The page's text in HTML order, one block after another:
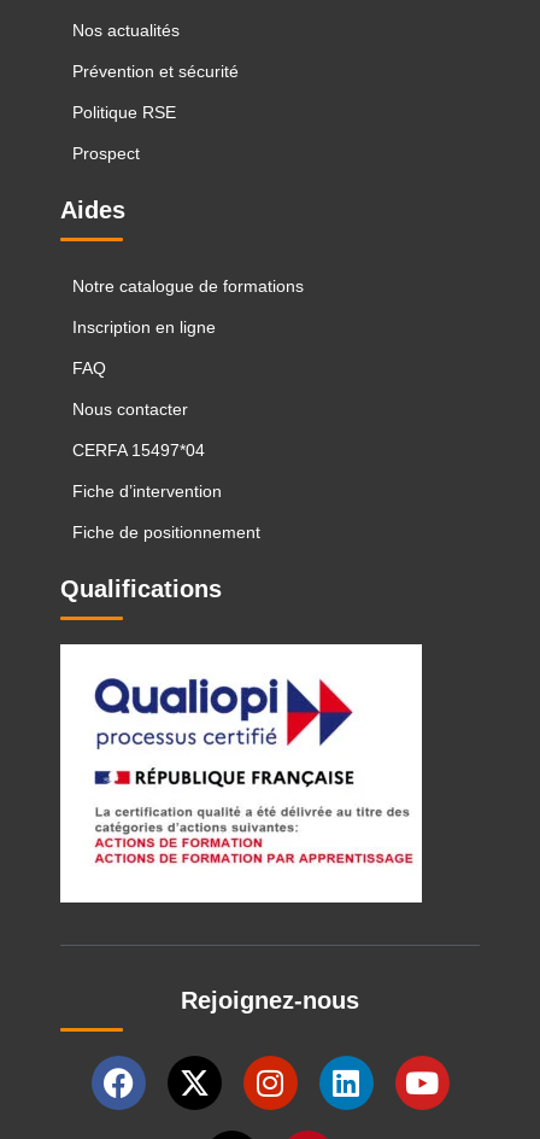
Nos actualités
Prévention et sécurité
Politique RSE
Prospect
Aides
Notre catalogue de formations
Inscription en ligne
FAQ
Nous contacter
CERFA 15497*04
Fiche d’intervention
Fiche de positionnement
Qualifications
Rejoignez-nous